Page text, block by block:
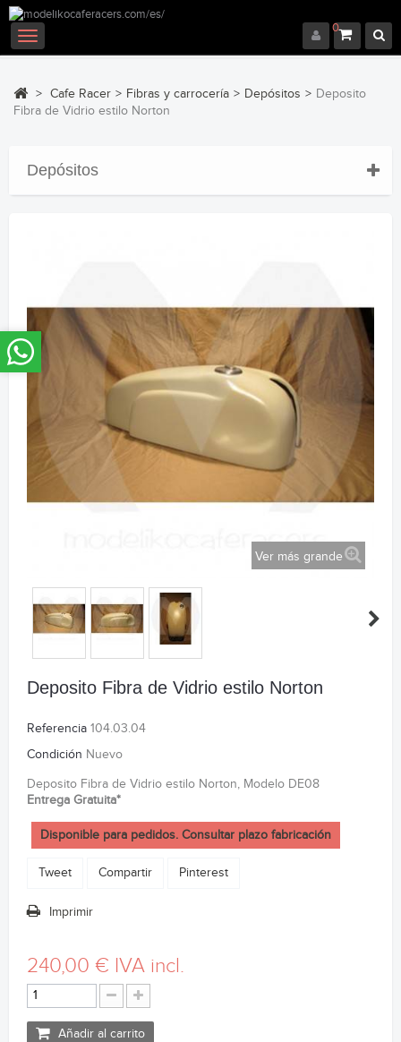
0
Navegación
Toggle
> Cafe Racer > Fibras y carrocería > Depósitos > Deposito
Fibra de Vidrio estilo Norton
Depósitos
Ver más grande
Deposito Fibra de Vidrio estilo Norton
Referencia 104.03.04
Condición Nuevo
Deposito Fibra de Vidrio estilo Norton, Modelo DE08
Entrega Gratuita*
Disponible para pedidos. Consultar plazo fabricación
Tweet Compartir Pinterest
Imprimir
240,00 € IVA incl.
Añadir al carrito